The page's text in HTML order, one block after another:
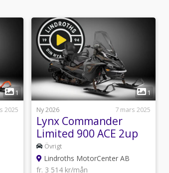
1
2025
1
Ny 2026
7 mars 2025
Lynx Commander
Limited 900 ACE 2up
-26Övrigt
Lindroths MotorCenter AB
fr. 3 514 kr/mån